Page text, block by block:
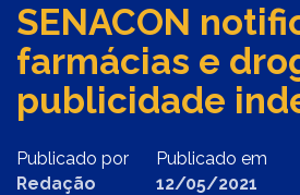
SENACON
farmácias e
publicidade
Publicado por
Redação
Publicado em
12/05/2021